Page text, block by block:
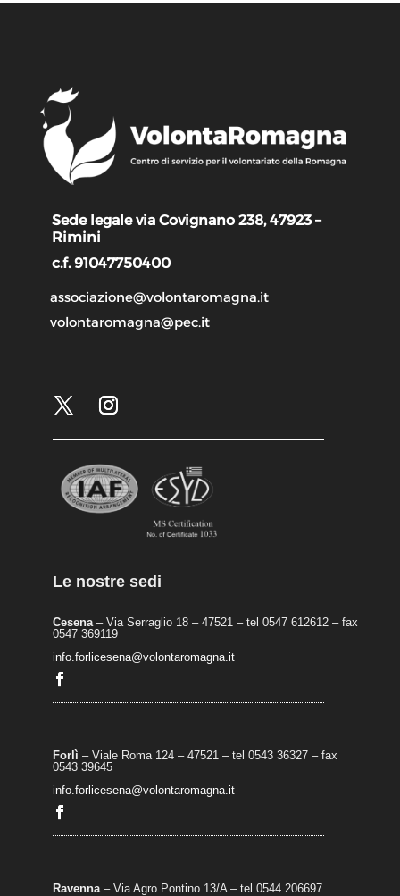
Sede legale via Covignano 238, 47923 –
Rimini
c.f. 91047750400
associazione@volontaromagna.it
volontaromagna@pec.it
Le nostre sedi
Cesena– Via Serraglio 18 – 47521 – tel 0547 612612 – fax
0547 369119
info.forlicesena@volontaromagna.it
Forlì – Viale Roma 124 – 47521 – tel 0543 36327 – fax
0543 39645
info.forlicesena@volontaromagna.it
Ravenna– Via Agro Pontino 13/A– tel 0544 206697